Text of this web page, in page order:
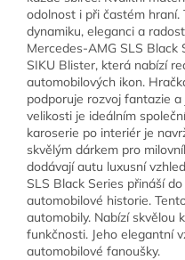
odolnost i při častém hraní.
dynamiku, eleganci a
Mercedes-AMG SLS Black
SIKU Blister, která nabízí
automobilových ikon.
podporuje rozvoj fantazie
velikosti je ideálním
karoserie po interiér je
skvělým dárkem pro
dodávají autu luxusní
SLS Black Series přináší
automobilové historie.
automobily. Nabízí skvělou
funkčnosti. Jeho elegantní
automobilové fanoušky.